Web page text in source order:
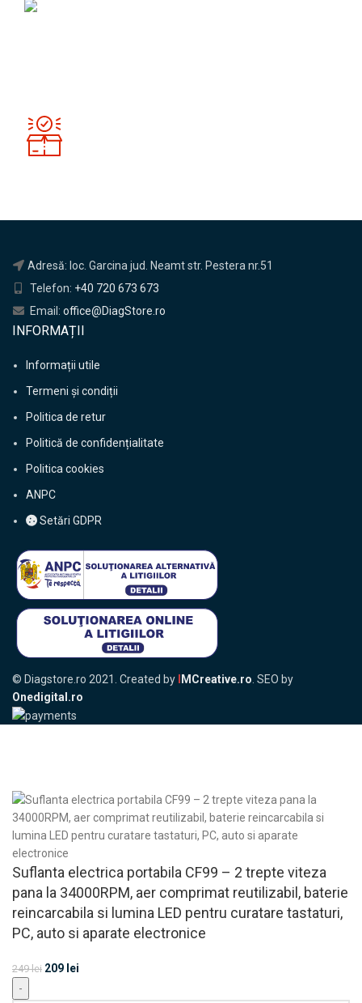
Adresă: loc. Garcina jud. Neamt str. Pestera nr.51
Telefon: +40 720 673 673
Email: office@DiagStore.ro
INFORMAȚII
Informații utile
Termeni și condiții
Politica de retur
Politică de confidențialitate
Politica cookies
ANPC
Setări GDPR
© Diagstore.ro 2021. Created by MCreative.ro . SEO by
Onedigital.ro
Suflanta electrica portabila CF99 – 2 trepte viteza
pana la 34000RPM, aer comprimat reutilizabil, baterie
reincarcabila si lumina LED pentru curatare tastaturi,
PC, auto si aparate electronice
249lei 209 lei